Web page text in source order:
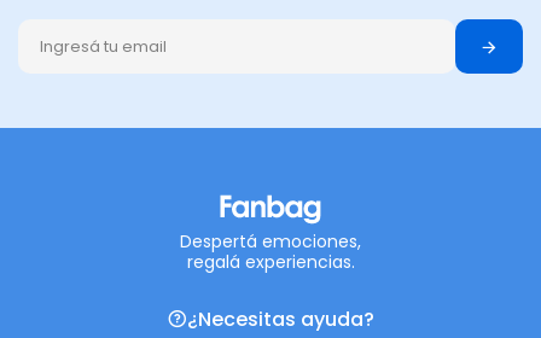
Despertá emociones,
regalá experiencias.
¿Necesitas ayuda?